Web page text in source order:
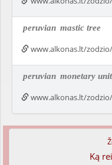
peruvian mastic tree
www.alkonas.lt/
peruvian monetary unit
www.alkonas.lt/
Ką